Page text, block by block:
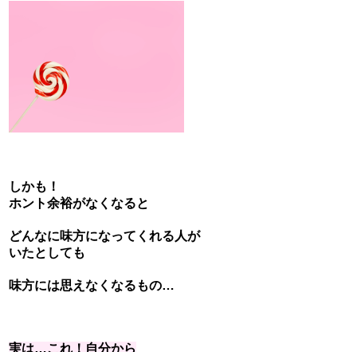
しかも！
ホント余裕がなくなると
どんなに味方になってくれる人が
いたとしても
味方には思えなくなるもの…
実は…これ！ 自分から